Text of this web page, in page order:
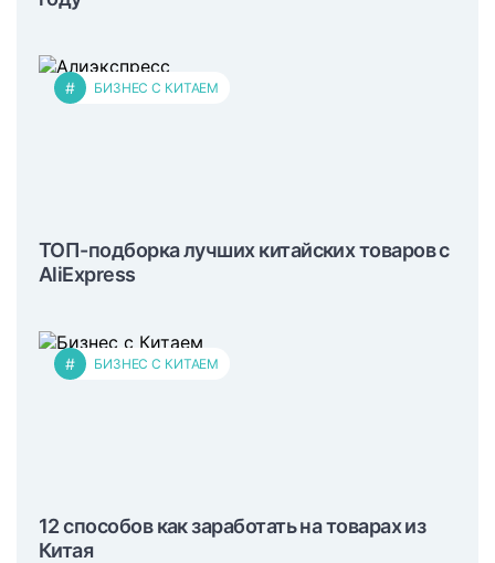
# БИЗНЕС С КИТАЕМ
ТОП-подборка лучших китайских товаров с
AliExpress
# БИЗНЕС С КИТАЕМ
12 способов как заработать на товарах из
Китая